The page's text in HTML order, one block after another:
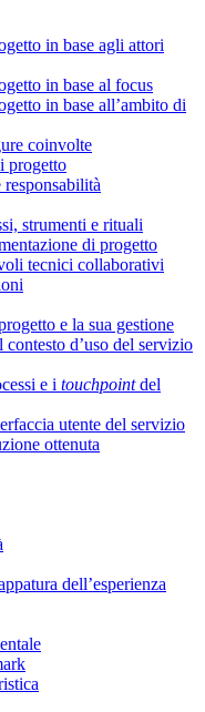
in base agli attori
in base al focus
in base all’ambito di
coinvolte
progetto
strumenti e rituali
di progetto
tecnici collaborativi
e la sua gestione
d’uso del servizio
e i touchpointdel
utente del servizio
ottenuta
dell’esperienza